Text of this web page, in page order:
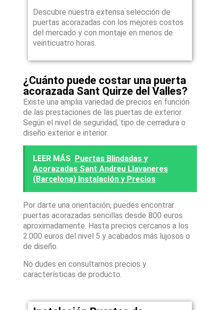
Descubre nuestra extensa selección de
puertas acorazadas con los mejores costos
del mercado y con montaje en menos de
veinticuatro horas.
¿Cuánto puede costar una puerta
acorazada Sant Quirze del Valles?
Existe una amplia variedad de precios en función
de las prestaciones de las puertas de exterior.
Según el nivel de seguridad, tipo de cerradura o
diseño exterior e interior.
LEER MÁS
Puertas Blindadas y
Acorazadas Sant Andreu Llavaneres
(Barcelona) Instalación y Precios
Por darte una orientación, puedes encontrar
puertas acorazadas sencillas desde 800 euros
aproximadamente. Hasta precios cercanos a los
2.000 euros del nivel 5 y acabados más lujosos o
de diseño.
No dudes en consultarnos precios y
características de producto.